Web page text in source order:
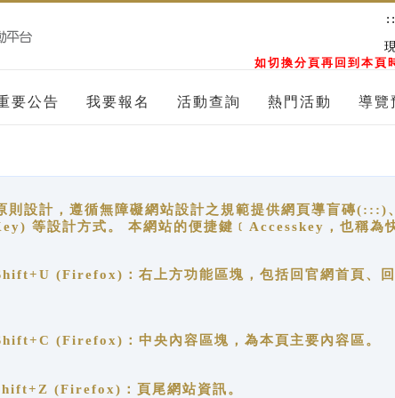
如切換分頁再回到本頁
要公告 我要報名 活動查詢 熱門活動 導覽
則設計，遵循無障礙網站設計之規範提供網頁導盲磚(:::)
等設計方式。 本網站的便捷鍵﹝Accesskey，也稱為
(Firefox)：右上方功能區塊，包括回官網首頁、回
(Firefox)：中央內容區塊，為本頁主要內容區。
(Firefox)：頁尾網站資訊。